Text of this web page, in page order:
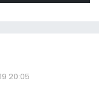
20:05